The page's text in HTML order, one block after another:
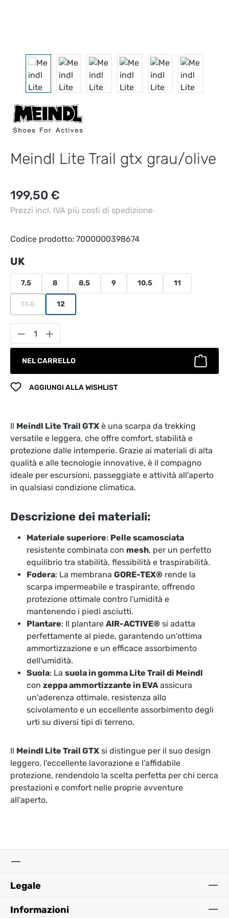
Meindl Lite Trail gtx grau/olive
Prezzo normale:
199,50 €
Prezzi incl. IVA più costi di spedizione
Codice prodotto: 7000000398674
Seleziona
UK
7,5 8 8,5 9 10,5 11
11,5
(Questa opzione non è al momento disponibile.)
12
Quantità del prodotto: inserisci la
NEL CARRELLO
AGGIUNGI ALLA WISHLIST
Il Meindl Lite Trail GTX è una scarpa da trekking
versatile e leggera, che offre comfort, stabilità e
protezione dalle intemperie. Grazie ai materiali di alta
qualità e alle tecnologie innovative, è il compagno
ideale per escursioni, passeggiate e attività all'aperto
in qualsiasi condizione climatica.
Descrizione dei materiali:
Materiale superiore: Pelle scamosciata
resistente combinata con mesh, per un perfetto
equilibrio tra stabilità, flessibilità e traspirabilità.
Fodera: La membrana GORE-TEX® rende la
scarpa impermeabile e traspirante, offrendo
protezione ottimale contro l'umidità e
mantenendo i piedi asciutti.
Plantare: Il plantare AIR-ACTIVE® si adatta
perfettamente al piede, garantendo un'ottima
ammortizzazione e un efficace assorbimento
dell'umidità.
Suola: La suola in gomma Lite Trail di Meindl
con zeppa ammortizzante in EVAassicura
un'aderenza ottimale, resistenza allo
scivolamento e un eccellente assorbimento degli
urti su diversi tipi di terreno.
Il Meindl Lite Trail GTX si distingue per il suo design
leggero, l'eccellente lavorazione e l'affidabile
protezione, rendendolo la scelta perfetta per chi cerca
prestazioni e comfort nelle proprie avventure
all'aperto.
Legale
Informazioni